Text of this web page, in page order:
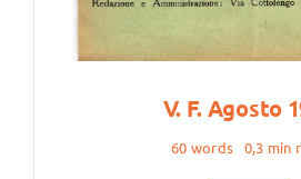
V. F. Agosto
60 words 0,3 min